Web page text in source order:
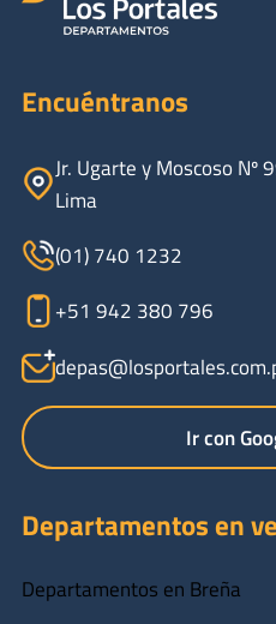
Encuéntranos
Jr. Ugarte y Moscoso Nº
Lima
(01) 740 1232
+51 942 380 796
Ir con
Departamentos en
Departamentos en Breña